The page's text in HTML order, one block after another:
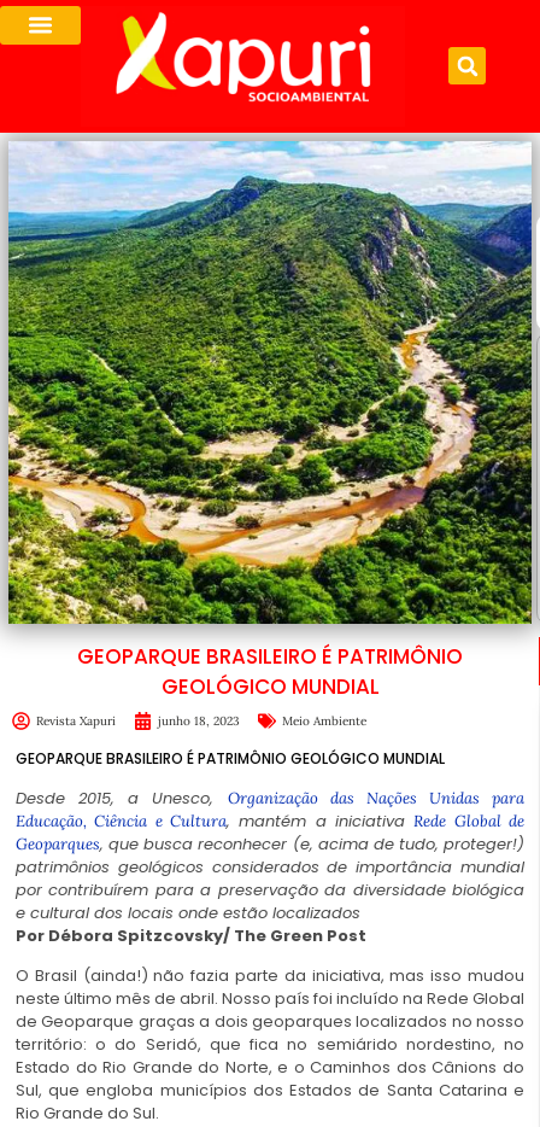
GEOPARQUE BRASILEIRO É PATRIMÔNIO
GEOLÓGICO MUNDIAL
Revista Xapuri junho 18, 2023 Meio Ambiente
GEOPARQUE BRASILEIRO É PATRIMÔNIO GEOLÓGICO MUNDIAL
Desde 2015, a Unesco, Organização das Nações Unidas para
Educação, Ciência e Cultura, mantém a iniciativaRede Global de
Geoparques, que busca reconhecer (e, acima de tudo, proteger!)
patrimônios geológicos considerados de importância mundial
por contribuírem para a preservação da diversidade biológica
e cultural dos locais onde estão localizados
Por Débora Spitzcovsky/ The Green Post
O Brasil (ainda!) não fazia parte da iniciativa, mas isso mudou
neste último mês de abril. Nosso país foi incluído na Rede Global
de Geoparque graças a dois geoparques localizados no nosso
território: o do Seridó, que fica no semiárido nordestino, no
Estado do Rio Grande do Norte, e o Caminhos dos Cânions do
Sul, que engloba municípios dos Estados de Santa Catarina e
Rio Grande do Sul.